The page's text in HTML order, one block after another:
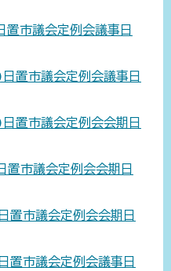
市議会定例会議事日
置市議会定例会議事日
置市議会定例会会期日
市議会定例会会期日
市議会定例会会期日
市議会定例会議事日